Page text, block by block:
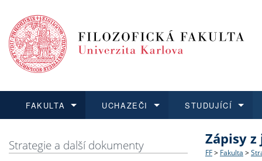
FAKULTA
Struktura
UCHAZEČI
Co
STUDUJÍCÍ
O vědě a
Aktuální
Strategie a další dokumenty Zápisy
FF > Fakulta >